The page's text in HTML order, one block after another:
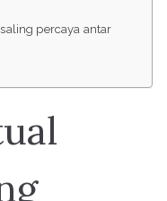
percaya antar